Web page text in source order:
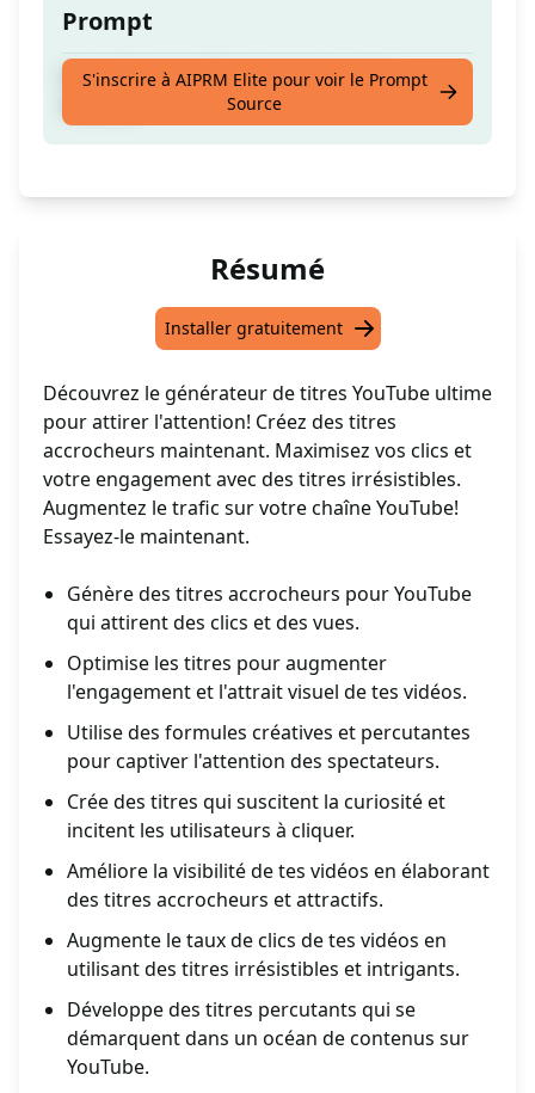
Prompt
Votre Prochain Titre Accrocheur pour
S'inscrire à AIPRM Elite pour voir le Prompt
Source
Résumé
Installer gratuitement
Découvrez le générateur de titres YouTube ultime
pour attirer l'attention! Créez des titres
accrocheurs maintenant. Maximisez vos clics et
votre engagement avec des titres irrésistibles.
Augmentez le trafic sur votre chaîne YouTube!
Essayez-le maintenant.
Génère des titres accrocheurs pour YouTube
qui attirent des clics et des vues.
Optimise les titres pour augmenter
l'engagement et l'attrait visuel de tes vidéos.
Utilise des formules créatives et percutantes
pour captiver l'attention des spectateurs.
Crée des titres qui suscitent la curiosité et
incitent les utilisateurs à cliquer.
Améliore la visibilité de tes vidéos en élaborant
des titres accrocheurs et attractifs.
Augmente le taux de clics de tes vidéos en
utilisant des titres irrésistibles et intrigants.
Développe des titres percutants qui se
démarquent dans un océan de contenus sur
YouTube.